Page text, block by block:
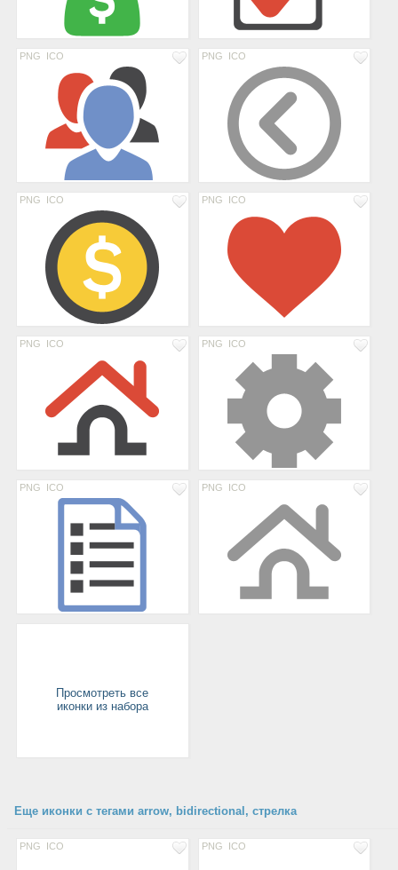
PNG ICO PNG ICO
PNG ICO PNG ICO
PNG ICO PNG ICO
PNG ICO PNG ICO
Просмотреть все
иконки из набора
Еще иконки с тегами arrow, bidirectional, стрелка
PNG ICO PNG ICO